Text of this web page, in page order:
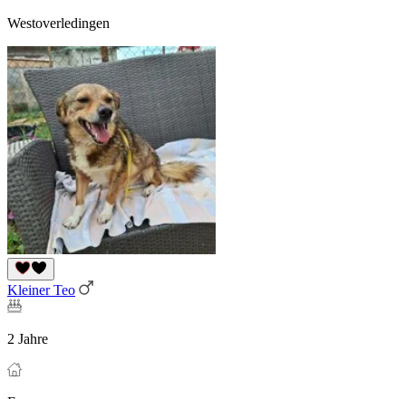
Westoverledingen
Kleiner Teo
2 Jahre